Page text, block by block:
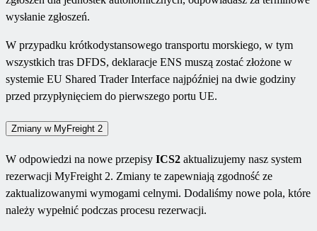
wysłanie zgłoszeń.
W przypadku krótkodystansowego transportu morskiego, w tym
wszystkich tras DFDS, deklaracje ENS muszą zostać złożone w
systemie EU Shared Trader Interface najpóźniej na dwie godziny
przed przypłynięciem do pierwszego portu UE.
Zmiany w MyFreight 2
W odpowiedzi na nowe przepisy ICS2 aktualizujemy nasz system
rezerwacji MyFreight 2. Zmiany te zapewniają zgodność ze
zaktualizowanymi wymogami celnymi. Dodaliśmy nowe pola, które
należy wypełnić podczas procesu rezerwacji.